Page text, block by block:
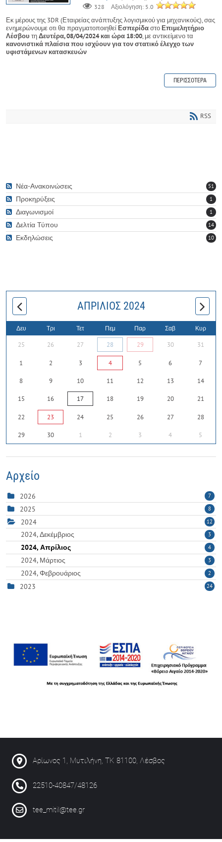
328
Αξιολόγηση: 5.0
Εκ μέρους της 3DR (Εταιρείας ανάπτυξης λογισμικού για μηχανικούς), σας
ενημερώνουμε οτι θα πραγματοποιηθεί Εσπερίδαστο Επιμελητήριο
Λέσβου τηΔευτέρα, 08/04/2024 και ώρα 18:00, με αντικείμενο τα
κανονιστικά πλαίσια που ισχύουν για τον στατικό έλεγχο των
υφιστάμενων κατασκευών
ΠΕΡΙΣΣΌΤΕΡΑ
RSS
51
Νέα-Ανακοινώσεις
1
Προκηρύξεις
1
Διαγωνισμοί
14
Δελτία Τύπου
10
Εκδηλώσεις
ΑΠΡΊΛΙΟΣ 2024
Δευ Τρι Τετ Πεμ Παρ Σαβ Κυρ
25 26 27 28 29 30 31
1 2 3 4 5 6 7
8 9 10 11 12 13 14
15 16 17 18 19 20 21
22 23 24 25 26 27 28
29 30 1 2 3 4 5
Αρχείο
2026 7
2025 8
2024 12
2024, Δεκέμβριος 3
2024, Απρίλιος 4
2024, Μάρτιος 3
2024, Φεβρουάριος 2
2023 24
Αρίωνος 1, Μυτιλήνη, ΤΚ 81100, Λέσβος
22510-40847/48126
tee_mitil@tee.gr